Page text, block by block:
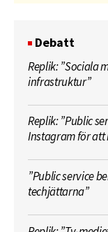
Debatt
Replik: ”Sociala
infrastruktur”
Replik: ”Public
Instagram för att
”Public service
techjättarna”